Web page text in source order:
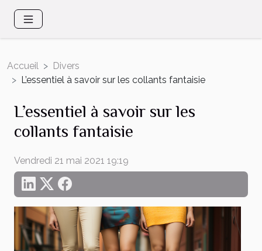
Accueil
Divers
L’essentiel à savoir sur les collants fantaisie
L’essentiel à savoir sur les
collants fantaisie
Vendredi 21 mai 2021 19:19